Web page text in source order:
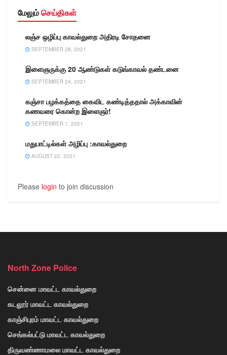
தலைவாசல்,வீரகனூர்
உள்ளிட்ட பகுதிகளில்
சட்டவிரோதமாக
சந்துக்கடையில் மது
பாட்டில்களை விற்பனை
செய்யும் நபர்கள் கடந்த…
மேலும்செய்திகள்
லஞ்ச ஒழிப்பு காவல்துறை அதிரடி சோதனை
SEPTEMBER 28, 2021
இளைஞருக்கு 20 ஆண்டுகள் கடுங்காவல் தண்டனை
SEPTEMBER 24, 2021
கஞ்சா பழக்கத்தை கைவிட கண்டித்ததால் அக்காவின்
கணவரை கொன்ற இளைஞர்!
SEPTEMBER 1, 2021
மதுபாட்டில்கள் அழிப்பு :காவல்துறை
AUGUST 22, 2021
Please login to join discussion
North Zone Police
சென்னை மாவட்ட காவல்துறை
கடலூர் மாவட்ட காவல்துறை
காஞ்சிபுரம் மாவட்ட காவல்துறை
செங்கல்பட்டு மாவட்ட காவல்துறை
திருவண்ணாமலை மாவட்ட காவல்துறை